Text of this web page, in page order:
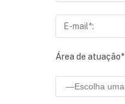
Área de atuação*